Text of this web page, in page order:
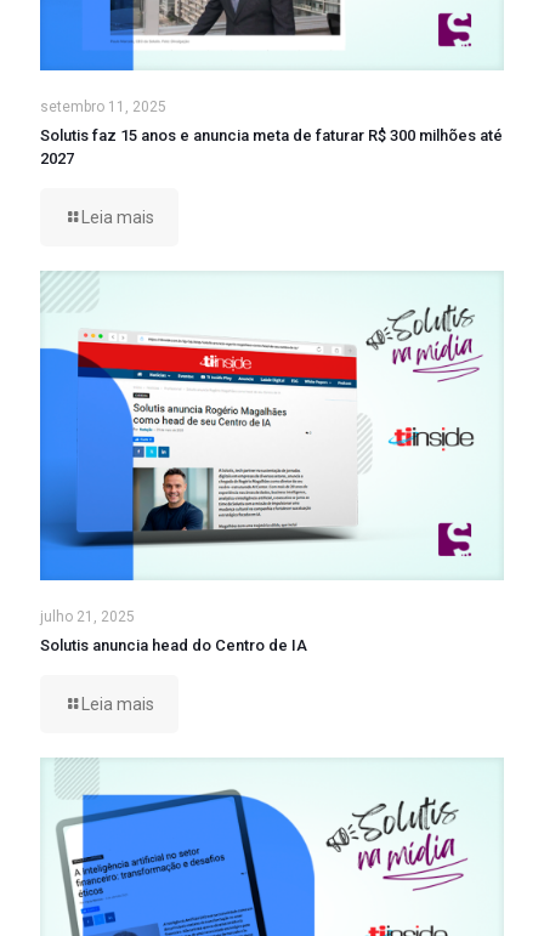
setembro 11, 2025
Solutis faz 15 anos e anuncia meta de faturar R$ 300 milhões até
2027
Leia mais
julho 21, 2025
Solutis anuncia head do Centro de IA
Leia mais